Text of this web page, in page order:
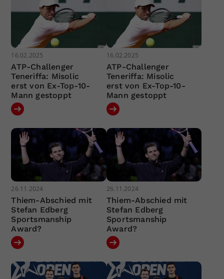
16.02.2025
ATP-Challenger
Teneriffa: Misolic
erst von Ex-Top-10-
Mann gestoppt
16.02.2025
ATP-Challenger
Teneriffa: Misolic
erst von Ex-Top-10-
Mann gestoppt
26.11.2024
Thiem-Abschied mit
Stefan Edberg
Sportsmanship
Award?
26.11.2024
Thiem-Abschied mit
Stefan Edberg
Sportsmanship
Award?